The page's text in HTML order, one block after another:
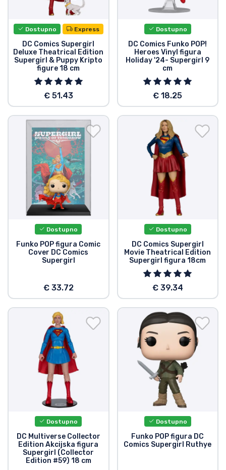
Dostupno Express
DC Comics Supergirl
Deluxe Theatrical Edition
Supergirl & Puppy Kripto
figure 18 cm
€ 51.43
Dostupno
DC Comics Funko POP!
Heroes Vinyl figura
Holiday '24- Supergirl 9
cm
€ 18.25
Dostupno
Funko POP figura Comic
Cover DC Comics
Supergirl
€ 33.72
Dostupno
DC Comics Supergirl
Movie Theatrical Edition
Supergirl figura 18cm
€ 39.34
Dostupno
DC Multiverse Collector
Edition Akcijska figura
Supergirl (Collector
Edition #59) 18 cm
Dostupno
Funko POP figura DC
Comics Supergirl Ruthye